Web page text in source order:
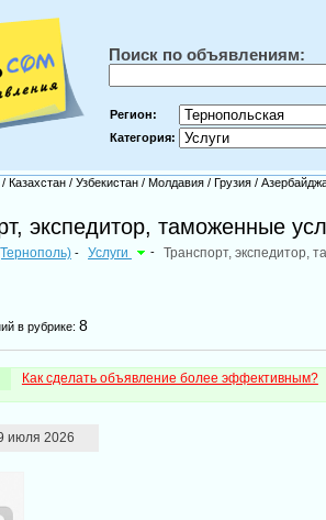
Поиск по объявлениям:
Регион:
Категория:
/ Казахстан / Узбекистан / Молдавия / Грузия /
экспедитор, таможенные
- Услуги - Транспорт, экспедитор,
в рубрике: 8
Как сделать объявление более эффективным?
июля 2026